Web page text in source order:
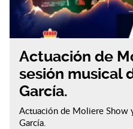
Actuación de
sesión musical
García.
Actuación de Moliere Show
García.